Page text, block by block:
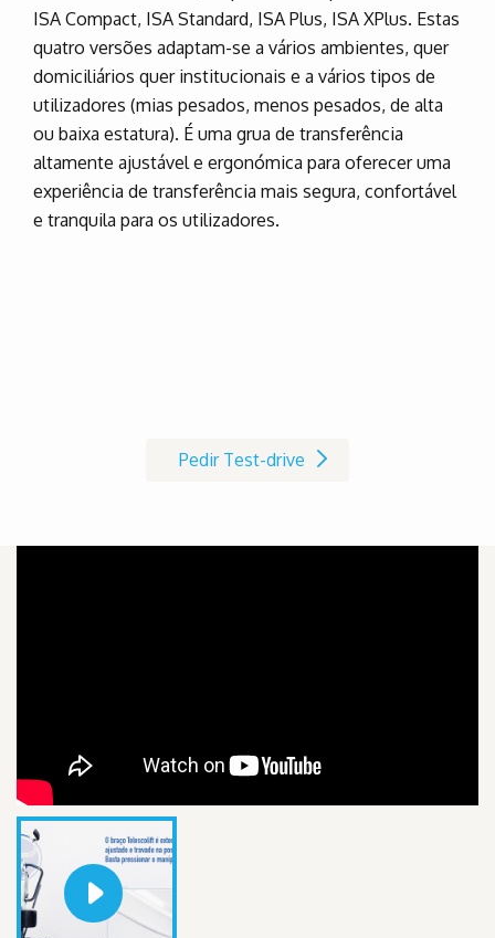
ISA Compact, ISA Standard, ISA Plus, ISA XPlus. Estas
quatro versões adaptam-se a vários ambientes, quer
domiciliários quer institucionais e a vários tipos de
utilizadores (mias pesados, menos pesados, de alta
ou baixa estatura). É uma grua de transferência
altamente ajustável e ergonómica para oferecer uma
experiência de transferência mais segura, confortável
e tranquila para os utilizadores.
Pedir Test-drive